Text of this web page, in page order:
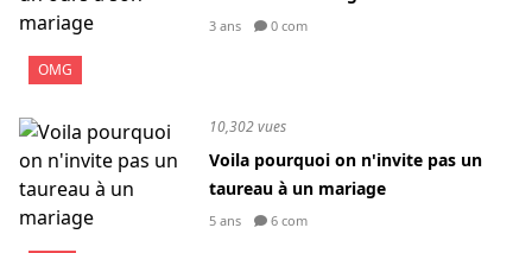
OMG
3 ans 0 com
10,302 vues
Voila pourquoi on n'invite pas un
taureau à un mariage
5 ans 6 com